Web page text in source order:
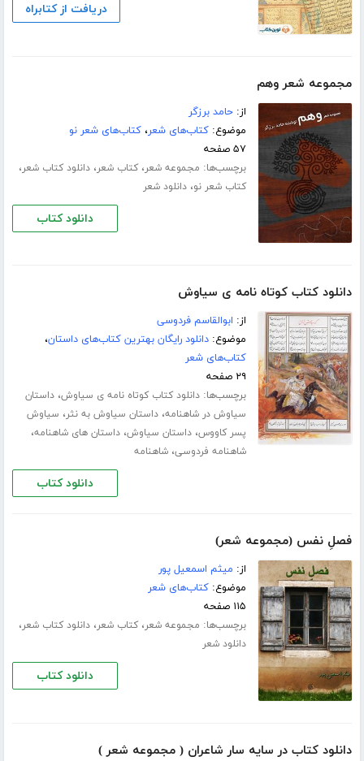
دریافت از کتابراه
مجموعه شعر وهم
از:حامد برزگر
موضوع:کتاب‌های شعر،کتاب‌های شعر نو
۵۷ صفحه
برچسب‌ها: مجموعه شعر،کتاب شعر،دانلود کتاب شعر،
کتاب شعر نو،دانلود شعر
دانلود کتاب
دانلود کتاب کوتاه نامه ی سیاوش
از: ابوالقاسم فردوسی
موضوع:دانلود رایگان بهترین کتاب‌های داستان،
کتاب‌های شعر
۲۹ صفحه
برچسب‌ها:دانلود کتاب کوتاه نامه ی سیاوش،داستان
سیاوش در شاهنامه،داستان سیاوش به نثر، سیاوش
پسر کاووس،داستان سیاوش،داستان های شاهنامه،
شاهنامه فردوسی،شاهنامه
دانلود کتاب
فصلِ نفس (مجموعه شعر)
از: میثم اسمعیل پور
موضوع:کتاب‌های شعر
۱۱۵ صفحه
برچسب‌ها: مجموعه شعر،کتاب شعر،دانلود کتاب شعر،
دانلود شعر
دانلود کتاب
دانلود کتاب در سایه سار شاعران ( مجموعه شعر )